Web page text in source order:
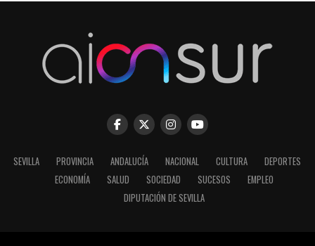
SEVILLA PROVINCIA ANDALUCÍA NACIONAL CULTURA
DEPORTES
ECONOMÍA
SALUD SOCIEDAD SUCESOS
EMPLEO
DIPUTACIÓN DE SEVILLA